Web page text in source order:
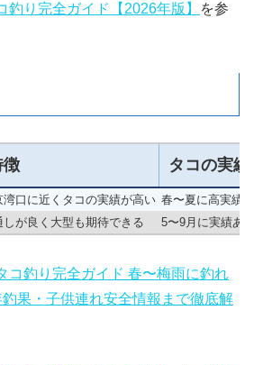
釣り完全ガイド【2026年版】
を参
徴 タコの実績
湾口に近くタコの実績が高い 春〜夏に高実績
しが良く大型も期待できる 5〜9月に実績あ
コ釣り完全ガイド 春〜梅雨に釣れ
果・子供連れ安全情報まで徹底解